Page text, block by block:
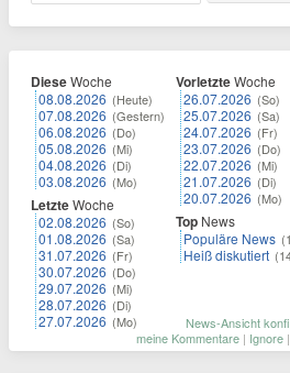
DieseWoche
08.08.2026 (Heute)
07.08.2026 (Gestern)
06.08.2026 (Do)
05.08.2026 (Mi)
04.08.2026 (Di)
03.08.2026 (Mo)
LetzteWoche
02.08.2026 (So)
01.08.2026 (Sa)
31.07.2026 (Fr)
30.07.2026 (Do)
29.07.2026 (Mi)
28.07.2026 (Di)
27.07.2026 (Mo)
VorletzteWoche
26.07.2026 (So)
25.07.2026 (Sa)
24.07.2026 (Fr)
23.07.2026 (Do)
22.07.2026 (Mi)
21.07.2026 (Di)
20.07.2026 (Mo)
Top News
Populäre News
Heiß diskutiert
News-Ansicht
meine Kommentare | Ignore |